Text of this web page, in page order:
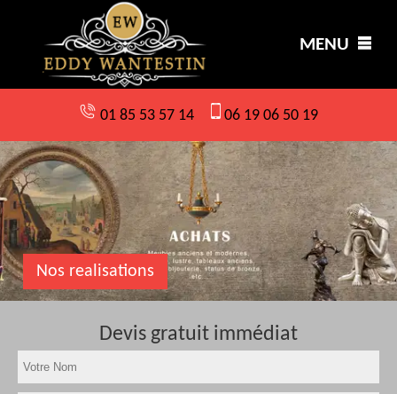
MENU
01 85 53 57 14 06 19 06 50 19
Nos realisations
Devis gratuit immédiat